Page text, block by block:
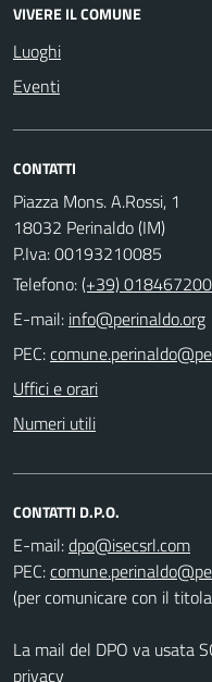
VIVERE IL COMUNE
Luoghi
Eventi
CONTATTI
Piazza Mons. A.Rossi, 1
18032 Perinaldo (IM)
P.Iva: 00193210085
Telefono:(+39)
E-mail:
PEC:
Uffici e orari
Numeri utili
CONTATTI D.P.O.
E-mail:
PEC:
(per comunicare con il
La mail del DPO va usata
privacy